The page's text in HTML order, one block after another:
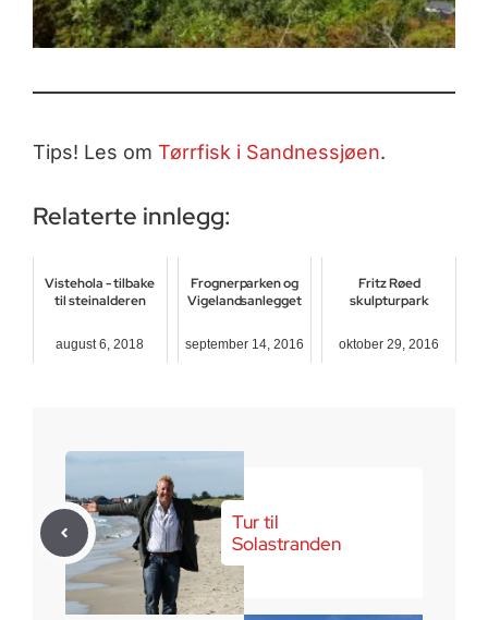
Tips! Les om Tørrfisk i Sandnessjøen.
Relaterte innlegg:
Vistehola - tilbake
til steinalderen
august 6, 2018
Frognerparken og
Vigelandsanlegget
september 14, 2016
Fritz Røed
skulpturpark
oktober 29, 2016
Tur til
Solastranden